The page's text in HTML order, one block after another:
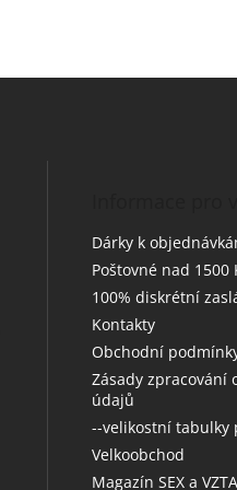
Dárky k
Poštovné nad 1500
100% diskrétní
Kontakty
Obchodní
Zásady zpracování
údajů
--velikostní tabulky
Velkoobchod
Magazín SEX a